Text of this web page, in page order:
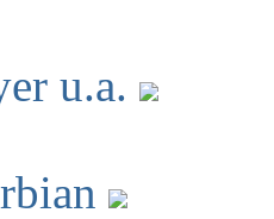
u.a.